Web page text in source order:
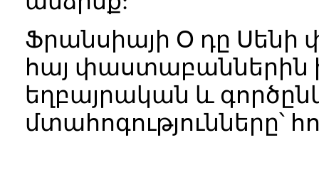
Ֆրանսիայի Օ դը Սենի
հայ փաստաբաններին
եղբայրական և
մտահոգությունները՝